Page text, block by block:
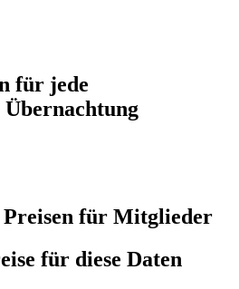
für jede
Übernachtung
für Mitglieder
für diese Daten